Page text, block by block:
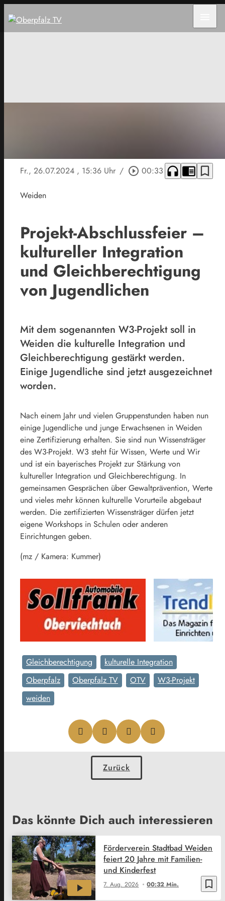
Fr., 26.07.2024 , 15:36 Uhr / play_circle_outline 00:33 headphones chrome_reader_mode bookmark_border
Weiden
Projekt-Abschlussfeier –
kultureller Integration
und Gleichberechtigung
von Jugendlichen
Mit dem sogenannten W3-Projekt soll in
Weiden die kulturelle Integration und
Gleichberechtigung gestärkt werden.
Einige Jugendliche sind jetzt ausgezeichnet
worden.
Nach einem Jahr und vielen Gruppenstunden haben nun
einige Jugendliche und junge Erwachsenen in Weiden
eine Zertifizierung erhalten. Sie sind nun Wissensträger
des W3-Projekt. W3 steht für Wissen, Werte und Wir
und ist ein bayerisches Projekt zur Stärkung von
kultureller Integration und Gleichberechtigung. In
gemeinsamen Gesprächen über Gewaltprävention, Werte
und vieles mehr können kulturelle Vorurteile abgebaut
werden. Die zertifizierten Wissensträger dürfen jetzt
eigene Workshops in Schulen oder anderen
Einrichtungen geben.
(mz / Kamera: Kummer)
Gleichberechtigung
kulturelle Integration
Oberpfalz
Oberpfalz TV OTV
W3-Projekt
weiden
Zurück
Das könnte Dich auch interessieren
bookmark_border
7. Aug. 2026 00:32 Min.
Förderverein Stadtbad Weiden
feiert 20 Jahre mit Familien-
und Kinderfest